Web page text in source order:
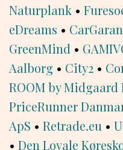
Naturplank •
eDreams •
GreenMind •
Aalborg • City2 •
ROOM by Midgaard
PriceRunner
ApS • Retrade.eu •
• Den Loyale